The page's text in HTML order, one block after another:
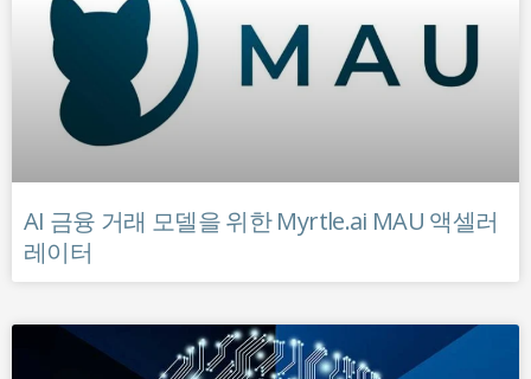
AI 금융 거래 모델을 위한 Myrtle.ai MAU 액셀러
레이터